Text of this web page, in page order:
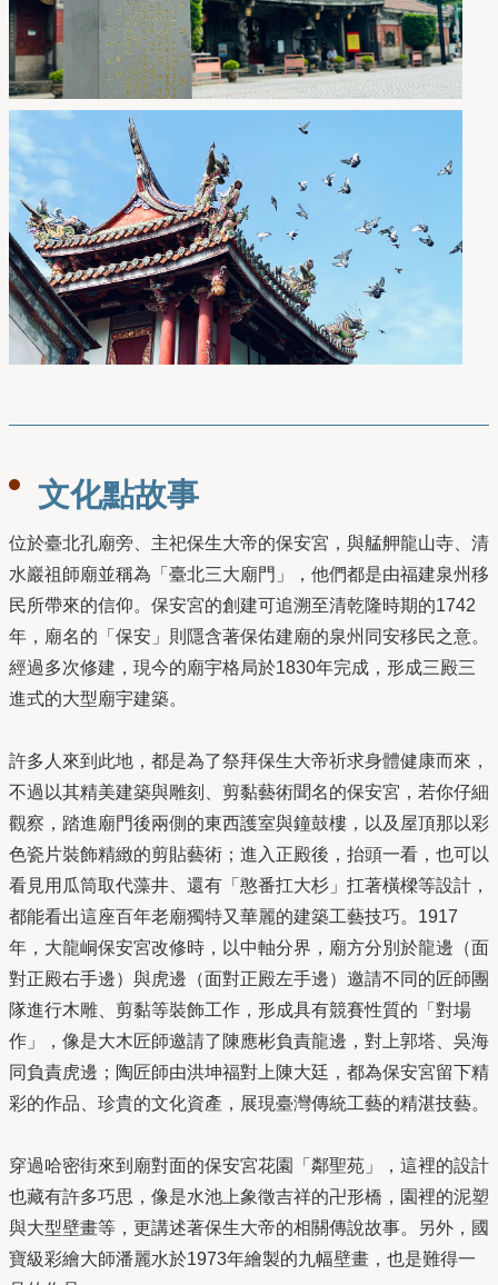
文化點故事
位於臺北孔廟旁、主祀保生大帝的保安宮，與艋舺龍山寺、清
水巖祖師廟並稱為「臺北三大廟門」，他們都是由福建泉州移
民所帶來的信仰。保安宮的創建可追溯至清乾隆時期的1742
年，廟名的「保安」則隱含著保佑建廟的泉州同安移民之意。
經過多次修建，現今的廟宇格局於1830年完成，形成三殿三
進式的大型廟宇建築。
許多人來到此地，都是為了祭拜保生大帝祈求身體健康而來，
不過以其精美建築與雕刻、剪黏藝術聞名的保安宮，若你仔細
觀察，踏進廟門後兩側的東西護室與鐘鼓樓，以及屋頂那以彩
色瓷片裝飾精緻的剪貼藝術；進入正殿後，抬頭一看，也可以
看見用瓜筒取代藻井、還有「憨番扛大杉」扛著橫樑等設計，
都能看出這座百年老廟獨特又華麗的建築工藝技巧。1917
年，大龍峒保安宮改修時，以中軸分界，廟方分別於龍邊（面
對正殿右手邊）與虎邊（面對正殿左手邊）邀請不同的匠師團
隊進行木雕、剪黏等裝飾工作，形成具有競賽性質的「對場
作」，像是大木匠師邀請了陳應彬負責龍邊，對上郭塔、吳海
同負責虎邊；陶匠師由洪坤福對上陳大廷，都為保安宮留下精
彩的作品、珍貴的文化資產，展現臺灣傳統工藝的精湛技藝。
穿過哈密街來到廟對面的保安宮花園「鄰聖苑」，這裡的設計
也藏有許多巧思，像是水池上象徵吉祥的卍形橋，園裡的泥塑
與大型壁畫等，更講述著保生大帝的相關傳說故事。另外，國
寶級彩繪大師潘麗水於1973年繪製的九幅壁畫，也是難得一